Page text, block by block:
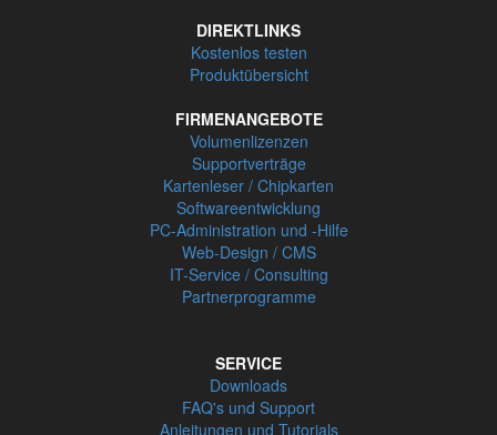
DIREKTLINKS
Kostenlos testen
Produktübersicht
FIRMENANGEBOTE
Volumenlizenzen
Supportverträge
Kartenleser / Chipkarten
Softwareentwicklung
PC-Administration und -Hilfe
Web-Design / CMS
IT-Service / Consulting
Partnerprogramme
SERVICE
Downloads
FAQ's und Support
Anleitungen und Tutorials